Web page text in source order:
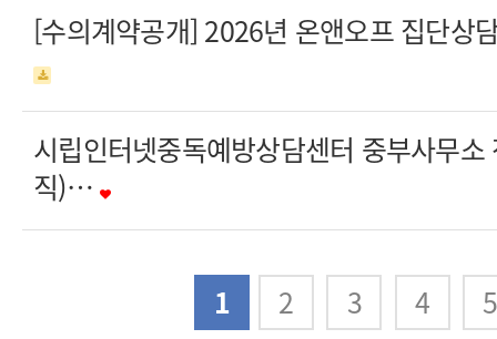
[수의계약공개] 2026년 온앤오프 집단
시립인터넷중독예방상담센터 중부사무소
직)…
1 2 3 4 5